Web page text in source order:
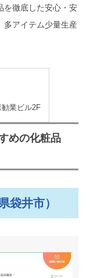
を徹底した安心・安
多アイテム少量生産
業ビル2F
めの化粧品
袋井市）